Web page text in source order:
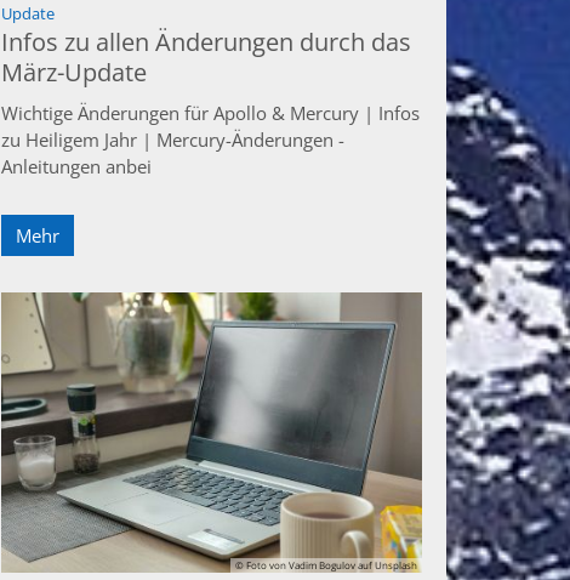
Update:
Infos zu allen Änderungen durch das
März-Update
Wichtige Änderungen für Apollo & Mercury | Infos
zu Heiligem Jahr | Mercury-Änderungen -
Anleitungen anbei
Mehr
© Foto von Vadim Bogulov auf Unsplash